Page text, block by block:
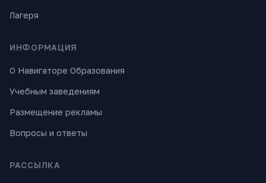
Лагеря
ИНФОРМАЦИЯ
О Навигаторе Образования
Учебным заведениям
Размещение рекламы
Вопросы и ответы
РАССЫЛКА